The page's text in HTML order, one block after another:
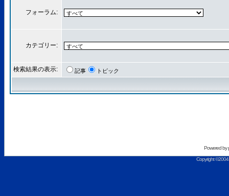
フォーラム:
カテゴリー:
検索結果の表示: 記事 トピック
Powered by
Copyright ©2004